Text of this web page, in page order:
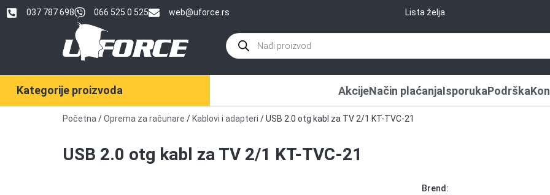
037 787 698 066 525 0 525 web@uforce.rs Lista želja
Kategorije proizvoda AkcijeNačin plaćanjaIsporukaPodrška
Početna /Oprema za računare / Kablovi i adapteri / USB 2.0 otg kabl za TV 2/1 KT-TVC-21
USB 2.0 otg kabl za TV 2/1 KT-TVC-21
Brend: